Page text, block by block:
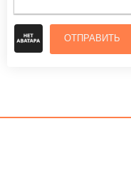
ОТПРАВИТЬ